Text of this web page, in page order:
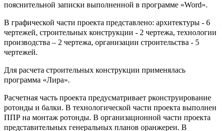
пояснительной записки выполненной в программе «Word».
В графической части проекта представлено: архитектуры - 6
чертежей, строительных конструкции - 2 чертежа, технологии
производства – 2 чертежа, организации строительства - 5
чертежей.
Для расчета строительных конструкции применялась
программа «Лира».
Расчетная часть проекта предусматривает рконструирование
ротонды и балки. В технологической части проекта выполнен
ППР на монтаж ротонды. В организационной части проекта
представительных генеральных планов оранжереи. В